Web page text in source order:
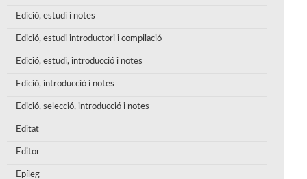
Edició, estudi i notes
Edició, estudi introductori i compilació
Edició, estudi, introducció i notes
Edició, introducció i notes
Edició, selecció, introducció i notes
Editat
Editor
Epíleg